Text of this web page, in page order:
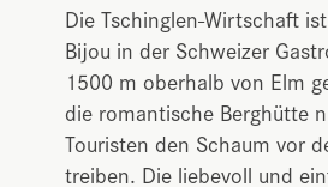
Die Tschinglen-Wirtschaft
Bijou in der Schweizer
1500 m oberhalb von Elm
die romantische Berghütte
Touristen den Schaum vor
treiben. Die liebevoll und